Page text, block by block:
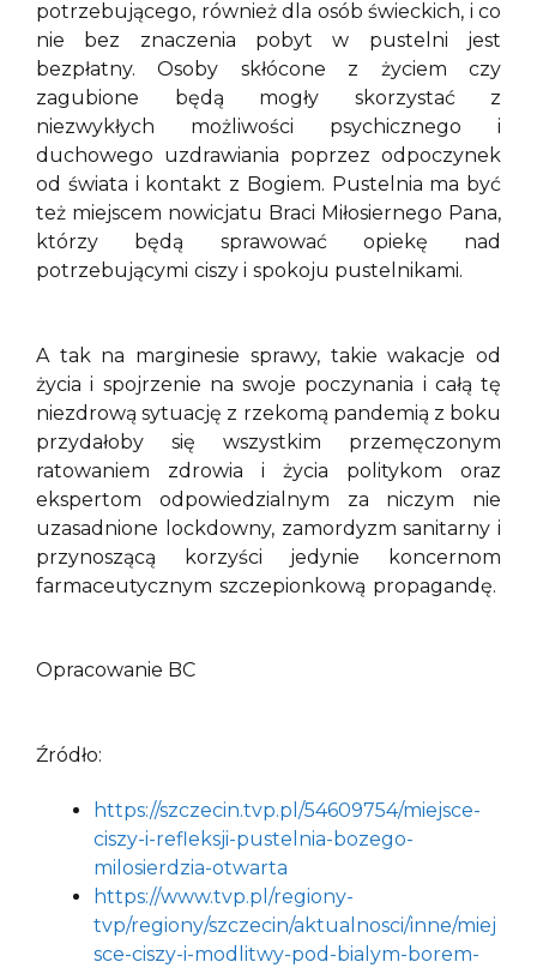
potrzebującego, również dla osób świeckich, i co
nie bez znaczenia pobyt w pustelni jest
bezpłatny. Osoby skłócone z życiem czy
zagubione będą mogły skorzystać z
niezwykłych możliwości psychicznego i
duchowego uzdrawiania poprzez odpoczynek
od świata i kontakt z Bogiem. Pustelnia ma być
też miejscem nowicjatu Braci Miłosiernego Pana,
którzy będą sprawować opiekę nad
potrzebującymi ciszy i spokoju pustelnikami.
A tak na marginesie sprawy, takie wakacje od
życia i spojrzenie na swoje poczynania i całą tę
niezdrową sytuację z rzekomą pandemią z boku
przydałoby się wszystkim przemęczonym
ratowaniem zdrowia i życia politykom oraz
ekspertom odpowiedzialnym za niczym nie
uzasadnione lockdowny, zamordyzm sanitarny i
przynoszącą korzyści jedynie koncernom
farmaceutycznym szczepionkową propagandę.
Opracowanie BC
Źródło:
https://szczecin.tvp.pl/54609754/miejsce-
ciszy-i-refleksji-pustelnia-bozego-
milosierdzia-otwarta
https://www.tvp.pl/regiony-
tvp/regiony/szczecin/aktualnosci/inne/miej
sce-ciszy-i-modlitwy-pod-bialym-borem-